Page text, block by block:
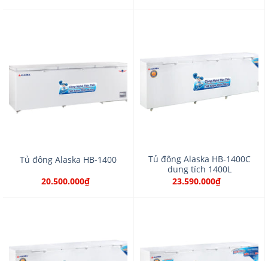
Tủ đông Alaska HB-1400
20.500.000₫
Tủ đông Alaska HB-1400C
dung tích 1400L
23.590.000₫